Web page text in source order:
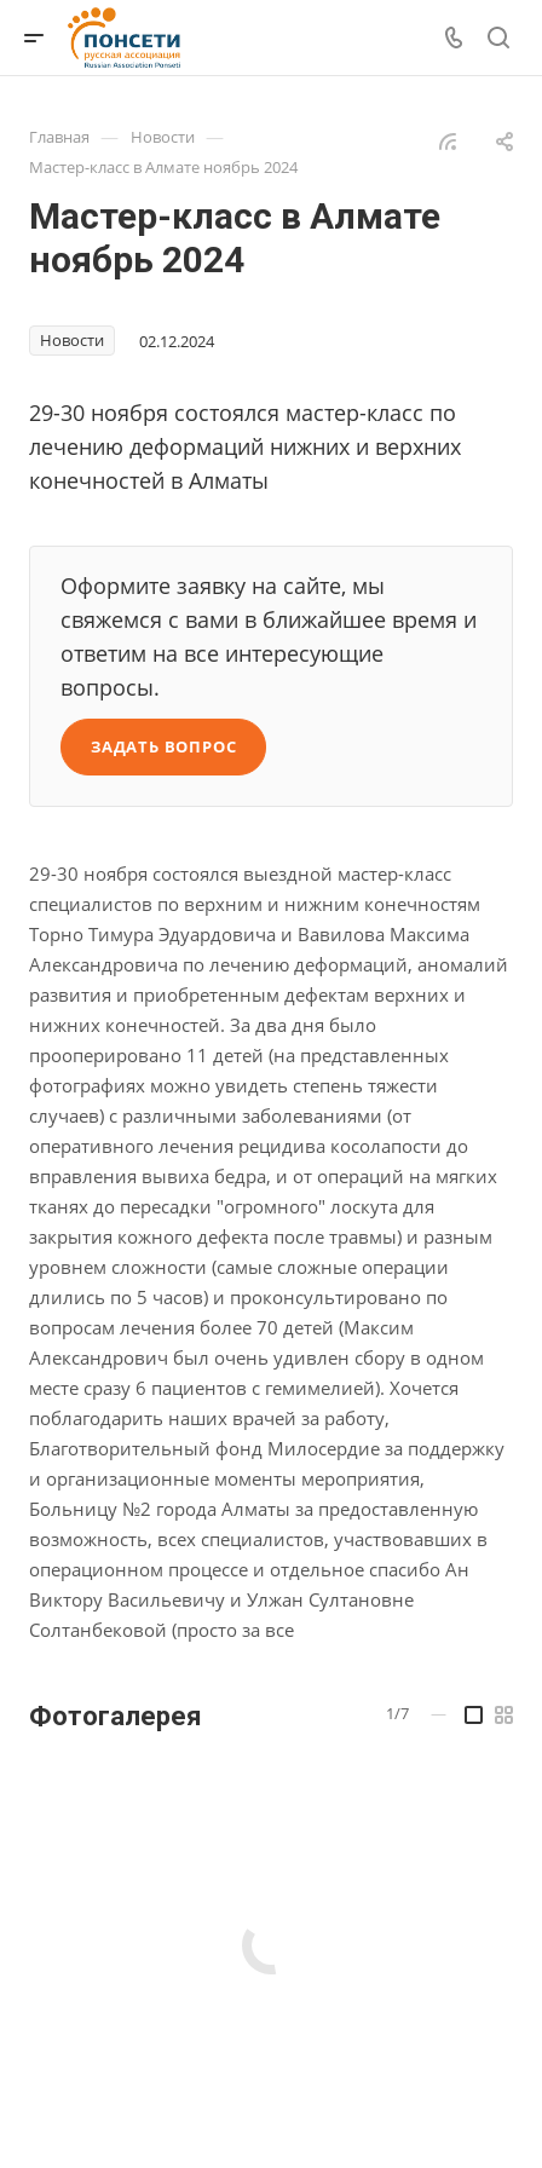
Главная — Новости —
Мастер-класс в Алмате ноябрь 2024
Мастер-класс в Алмате
ноябрь 2024
Новости 02.12.2024
29-30 ноября состоялся мастер-класс по
лечению деформаций нижних и верхних
конечностей в Алматы
Оформите заявку на сайте, мы
свяжемся с вами в ближайшее время и
ответим на все интересующие
вопросы.
ЗАДАТЬ ВОПРОС
29-30 ноября состоялся выездной мастер-класс
специалистов по верхним и нижним конечностям
Торно Тимура Эдуардовича и Вавилова Максима
Александровича по лечению деформаций, аномалий
развития и приобретенным дефектам верхних и
нижних конечностей. За два дня было
прооперировано 11 детей (на представленных
фотографиях можно увидеть степень тяжести
случаев) с различными заболеваниями (от
оперативного лечения рецидива косолапости до
вправления вывиха бедра, и от операций на мягких
тканях до пересадки "огромного" лоскута для
закрытия кожного дефекта после травмы) и разным
уровнем сложности (самые сложные операции
длились по 5 часов) и проконсультировано по
вопросам лечения более 70 детей (Максим
Александрович был очень удивлен сбору в одном
месте сразу 6 пациентов с гемимелией). Хочется
поблагодарить наших врачей за работу,
Благотворительный фонд Милосердие за поддержку
и организационные моменты мероприятия,
Больницу №2 города Алматы за предоставленную
возможность, всех специалистов, участвовавших в
операционном процессе и отдельное спасибо Ан
Виктору Васильевичу и Улжан Султановне
Солтанбековой (просто за все
Фотогалерея 1/7 —